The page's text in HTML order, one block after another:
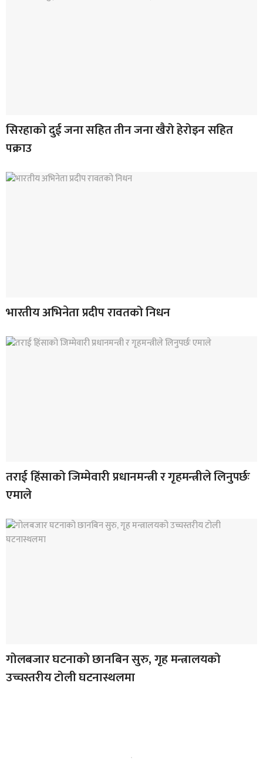
सिरहाकाे दुई जना सहित तीन जना खैरो हेरोइन सहित
पक्राउ
भारतीय अभिनेता प्रदीप रावतको निधन
तराई हिंसाको जिम्मेवारी प्रधानमन्त्री र गृहमन्त्रीले लिनुपर्छः
एमाले
गोलबजार घटनाको छानबिन सुरु, गृह मन्त्रालयको
उच्चस्तरीय टोली घटनास्थलमा